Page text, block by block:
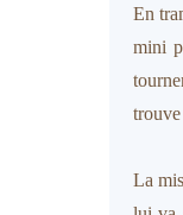
En
mini
La